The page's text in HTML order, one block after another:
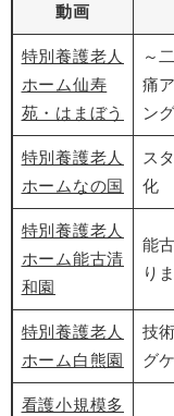
動画
特別養護老人
ホーム仙寿
苑・はまぼう
～
痛
ン
特別養護老人
ホームなの国
ス
化
特別養護老人
ホーム能古清
和園
能
り
特別養護老人
ホーム白熊園
技
グ
看護小規模多